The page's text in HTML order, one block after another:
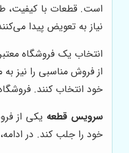
است. قطعات با کیفیت،
نیاز به تعویض پیدا
انتخاب یک فروشگاه
از فروش مناسبی را نیز
خود انتخاب کنند.
سرویس قطعه یکی از
خود را جلب کند. در